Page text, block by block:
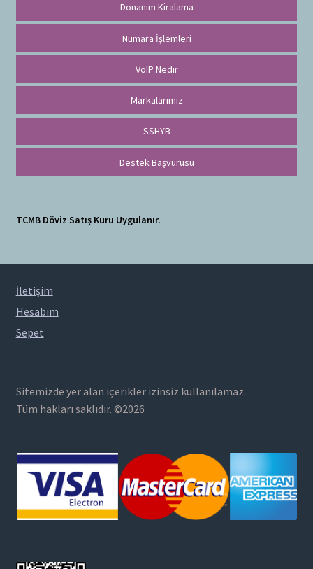
Donanım Kiralama
Numara İşlemleri
VoIP Nedir
Markalarımız
SSHYB
Destek Başvurusu
TCMB Döviz Satış Kuru Uygulanır.
İletişim
Hesabım
Sepet
Sitemizde yer alan içerikler izinsiz kullanılamaz.
Tüm hakları saklıdır. ©2026